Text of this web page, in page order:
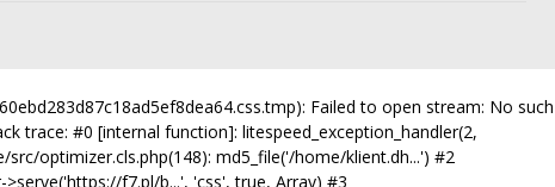
Failed to open stream: No such
trace: #0 [internal function]: litespeed_exception_handler(2,
optimizer.cls.php(148): md5_file('/home/klient.dh...') #2
f7.pl/b...', 'css', true, Array) #3